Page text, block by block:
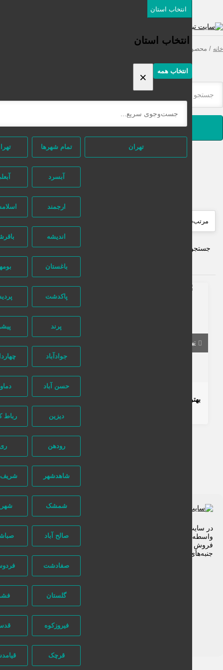
انتخاب استان
انتخاب استان
انتخاب همه ×
تهران تمام شهر‌ها تهران
ارجمند اسلامشهر
اندیشه باقرشهر
باغستان بومهن
پاکدشت پردیس
جوادآباد چهاردانگه
حسن آباد دماوند
دیزین رباط کریم
رودهن
شاهدشهر شریف آباد
شمشک شهریار
صالح آباد صباشهر
صفادشت فردوسیه
گلستان
فیروزکوه
قرچک قیامدشت
برچسب خورده “تعمیر رسیور ماهواره بهار شیراز”
جستجو
پیشرفته
تهران تهران
تماس بگیرید
بهترین نصاب آنتن ماهواره بهارشیراز 09356045790
سایت تبلیغاتی نیازجو کاربران مستقیما با هم تماس می‌گیرند و هیچ
در این میان وجود ندارد، پس دقت فرمایید که در خرید و
شما نیازجو هیچ دخالتی نداشته و کاربران باید خودشان
مختلف امنیتی را در نظر بگیرند.